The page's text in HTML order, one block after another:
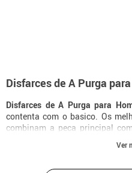
Disfarces de A Purga
Disfarces de A Purga para
contenta com o basico. Os
combinam a peca principal
personagem reconhecivel ao
para homem
Ver